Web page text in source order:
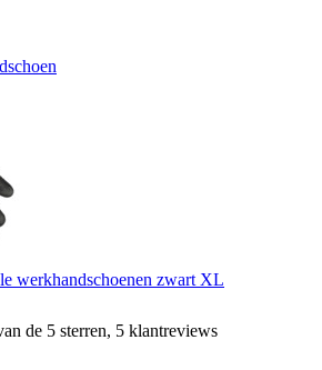
werkhandschoenen zwart XL
de 5 sterren, 5 klantreviews